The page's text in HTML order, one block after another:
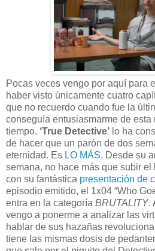
Pocas veces vengo por aquí para
haber visto únicamente cuatro
que no recuerdo cuando fue la
conseguía entusiasmarme de esta
tiempo. ‘True Detective’ lo ha
de hacer que un parón de dos
eternidad. Es LO MÁS. Desde su
semana, no hace más que subir
con su fantástica presentación de
episodio emitido, el 1x04 “Who
entra en la categoría BRUTALITY.
vengo a ponerme a analizar las
hablar de sus hazañas
tiene las mismas dosis de